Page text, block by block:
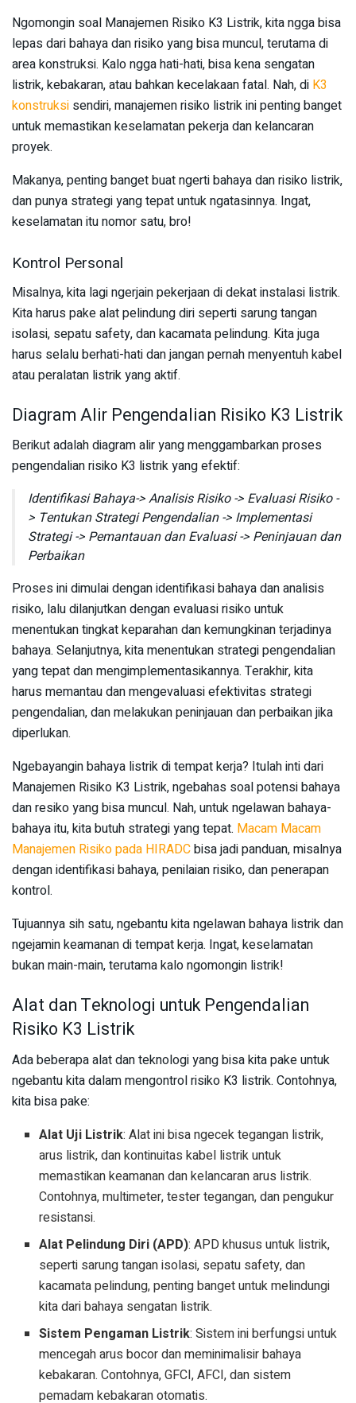
Ngomongin soal Manajemen Risiko K3 Listrik, kita ngga bisa
lepas dari bahaya dan risiko yang bisa muncul, terutama di
area konstruksi. Kalo ngga hati-hati, bisa kena sengatan
listrik, kebakaran, atau bahkan kecelakaan fatal. Nah, di K3
konstruksi sendiri, manajemen risiko listrik ini penting banget
untuk memastikan keselamatan pekerja dan kelancaran
proyek.
Makanya, penting banget buat ngerti bahaya dan risiko listrik,
dan punya strategi yang tepat untuk ngatasinnya. Ingat,
keselamatan itu nomor satu, bro!
Kontrol Personal
Misalnya, kita lagi ngerjain pekerjaan di dekat instalasi listrik.
Kita harus pake alat pelindung diri seperti sarung tangan
isolasi, sepatu safety, dan kacamata pelindung. Kita juga
harus selalu berhati-hati dan jangan pernah menyentuh kabel
atau peralatan listrik yang aktif.
Diagram Alir Pengendalian Risiko K3 Listrik
Berikut adalah diagram alir yang menggambarkan proses
pengendalian risiko K3 listrik yang efektif:
Identifikasi Bahaya-> Analisis Risiko -> Evaluasi Risiko -
> Tentukan Strategi Pengendalian -> Implementasi
Strategi -> Pemantauan dan Evaluasi -> Peninjauan dan
Perbaikan
Proses ini dimulai dengan identifikasi bahaya dan analisis
risiko, lalu dilanjutkan dengan evaluasi risiko untuk
menentukan tingkat keparahan dan kemungkinan terjadinya
bahaya. Selanjutnya, kita menentukan strategi pengendalian
yang tepat dan mengimplementasikannya. Terakhir, kita
harus memantau dan mengevaluasi efektivitas strategi
pengendalian, dan melakukan peninjauan dan perbaikan jika
diperlukan.
Ngebayangin bahaya listrik di tempat kerja? Itulah inti dari
Manajemen Risiko K3 Listrik, ngebahas soal potensi bahaya
dan resiko yang bisa muncul. Nah, untuk ngelawan bahaya-
bahaya itu, kita butuh strategi yang tepat. Macam Macam
Manajemen Risiko pada HIRADCbisa jadi panduan, misalnya
dengan identifikasi bahaya, penilaian risiko, dan penerapan
kontrol.
Tujuannya sih satu, ngebantu kita ngelawan bahaya listrik dan
ngejamin keamanan di tempat kerja. Ingat, keselamatan
bukan main-main, terutama kalo ngomongin listrik!
Alat dan Teknologi untuk Pengendalian
Risiko K3 Listrik
Ada beberapa alat dan teknologi yang bisa kita pake untuk
ngebantu kita dalam mengontrol risiko K3 listrik. Contohnya,
kita bisa pake:
Alat Uji Listrik: Alat ini bisa ngecek tegangan listrik,
arus listrik, dan kontinuitas kabel listrik untuk
memastikan keamanan dan kelancaran arus listrik.
Contohnya, multimeter, tester tegangan, dan pengukur
resistansi.
Alat Pelindung Diri (APD): APD khusus untuk listrik,
seperti sarung tangan isolasi, sepatu safety, dan
kacamata pelindung, penting banget untuk melindungi
kita dari bahaya sengatan listrik.
Sistem Pengaman Listrik: Sistem ini berfungsi untuk
mencegah arus bocor dan meminimalisir bahaya
kebakaran. Contohnya, GFCI, AFCI, dan sistem
pemadam kebakaran otomatis.